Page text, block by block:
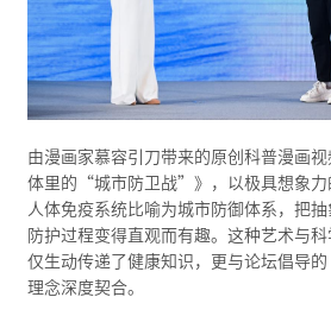
由漫画家慕容引刀带来的原创科普漫画
体里的“城市防卫战”》，以极具想象力
人体免疫系统比喻为城市防御体系，把
防护过程变得直观而有趣。这种艺术与
仅生动传递了健康知识，更与论坛倡导
理念深度契合。